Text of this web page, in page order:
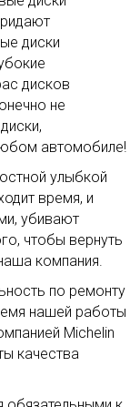
диски
дисков
не
автомобиле!
улыбкой
время, и
убивают
чтобы вернуть
компания.
по ремонту
нашей работы
Michelin
качества